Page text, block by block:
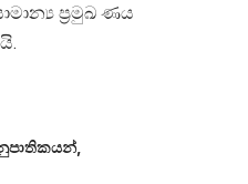
ප්‍රමුඛ ණය